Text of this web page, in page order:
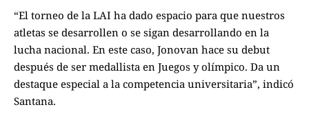
“El torneo de la LAI ha dado espacio para que nuestros
atletas se desarrollen o se sigan desarrollando en la
lucha nacional. En este caso, Jonovan hace su debut
después de ser medallista en Juegos y olímpico. Da un
destaque especial a la competencia universitaria”, indicó
Santana.